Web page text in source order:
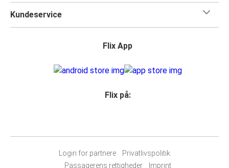
Kundeservice
Flix App
Flix på:
Login for partnere
Privatlivspolitik
Passagerens rettigheder
Imprint